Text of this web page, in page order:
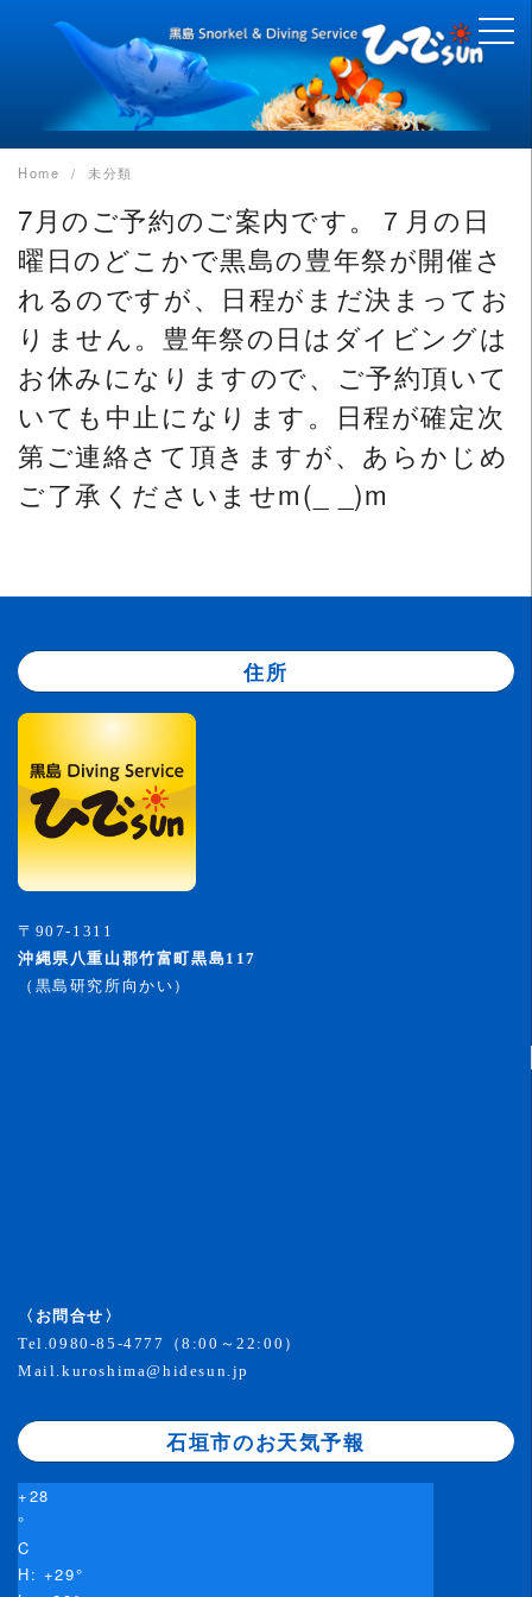
Home 未分類
7月のご予約のご案内です。７月の日
曜日のどこかで黒島の豊年祭が開催さ
れるのですが、日程がまだ決まってお
りません。豊年祭の日はダイビングは
お休みになりますので、ご予約頂いて
いても中止になります。日程が確定次
第ご連絡さて頂きますが、あらかじめ
ご了承くださいませm(_ _)m
住所
〒907-1311
沖縄県八重山郡竹富町黒島117
（黒島研究所向かい）
〈お問合せ〉
Tel.0980-85-4777
（8:00～22:00）
Mail. kuroshima@hidesun.jp
石垣市のお天気予報
+28
°
C
H: +29°